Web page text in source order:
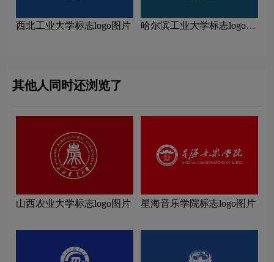
西北工业大学标志logo图片
哈尔滨工业大学标志logo图
其他人同时还浏览了
山西农业大学标志logo图片 星海音乐学院标志logo图片